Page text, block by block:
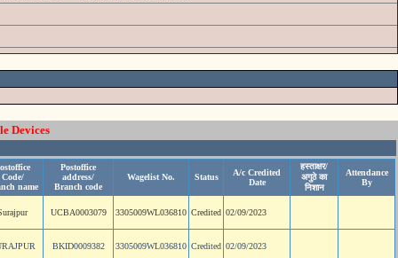
Devices
Code/
name
Postoffice
address/
Branch code
Wagelist No. Status
A/c Credited
Date
हस्ताक्षर/
अगुठे का
निशान
Attendance
By
UCBA0003079 3305009WL036810 Credited 02/09/2023
BKID0009382 3305009WL036810 Credited 02/09/2023